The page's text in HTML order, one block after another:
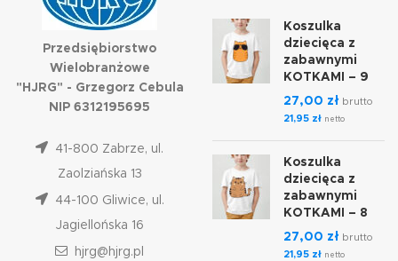
Przedsiębiorstwo
Wielobranżowe
"HJRG" - Grzegorz Cebula
NIP 6312195695
41-800 Zabrze, ul.
Zaolziańska 13
44-100 Gliwice, ul.
Jagiellońska 16
hjrg@hjrg.pl
Koszulka
dziecięca z
zabawnymi
KOTKAMI – 9
27,00 zł brutto
21,95 zł netto
Koszulka
dziecięca z
zabawnymi
KOTKAMI – 8
27,00 zł brutto
21,95 zł netto